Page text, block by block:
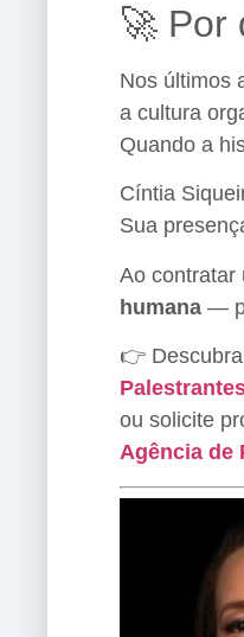
🚀 Por
Nos últimos
a cultura
Quando a
Cíntia
Sua
Ao contratar
humana —
👉
ou solicite
Agência de